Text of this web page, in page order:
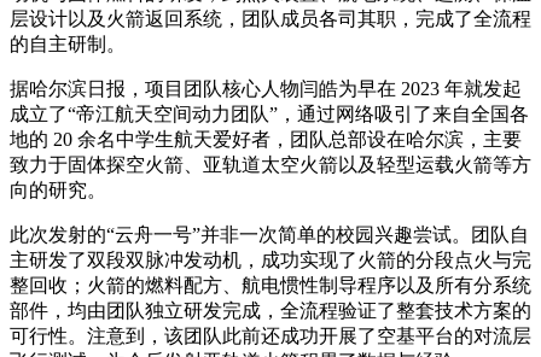
层设计以及火箭返回系统，团队成员各司其职，完成了全流程
的自主研制。
据哈尔滨日报，项目团队核心人物闫皓为早在 2023 年就发起
成立了“帝江航天空间动力团队”，通过网络吸引了来自全国各
地的 20 余名中学生航天爱好者，团队总部设在哈尔滨，主要
致力于固体探空火箭、亚轨道太空火箭以及轻型运载火箭等方
向的研究。
此次发射的“云舟一号”并非一次简单的校园兴趣尝试。团队自
主研发了双段双脉冲发动机，成功实现了火箭的分段点火与完
整回收；火箭的燃料配方、航电惯性制导程序以及所有分系统
部件，均由团队独立研发完成，全流程验证了整套技术方案的
可行性。注意到，该团队此前还成功开展了空基平台的对流层